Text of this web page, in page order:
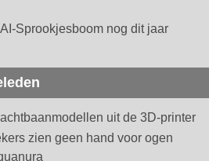
Sprookjesboom nog dit jaar
uit de 3D-printer
zien geen hand voor ogen